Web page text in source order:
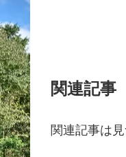
関連記事
関連記事は